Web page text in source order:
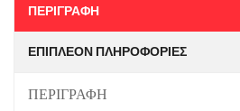
ΠΕΡΙΓΡΑΦΉ
ΕΠΙΠΛΈΟΝ ΠΛΗΡΟΦΟΡΊΕΣ
ΠΕΡΙΓΡΑΦΉ